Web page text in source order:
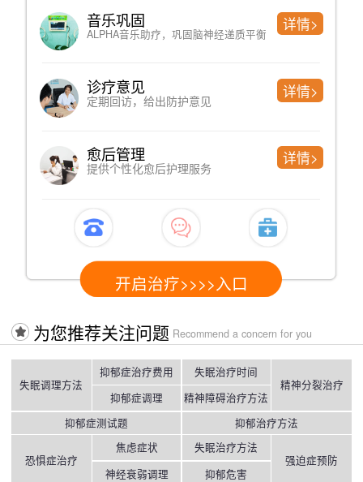
超低频经颅磁刺激(KF-10C)
快速修复 激发神经
详情>
HX系列rTMS经颅磁治疗仪
改善脑供血 修复脑损伤
详情>
脑神经激活治疗仪
激活脑神经，提升脑神经元免疫力
详情>
开启治疗>>>>入口
为您推荐关注问题 Recommend a concern for you
失眠调理方法
抑郁症治疗费用
抑郁症调理
失眠治疗时间
精神障碍治疗方法
精神分裂治疗
抑郁症测试题 抑郁治疗方法
恐惧症治疗
焦虑症状
神经衰弱调理
失眠治疗方法
抑郁危害
强迫症预防